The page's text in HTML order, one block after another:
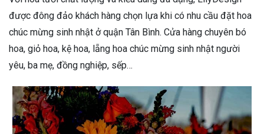
được đông đảo khách hàng chọn lựa khi có nhu cầu đặt hoa
chúc mừng sinh nhật ở quận Tân Bình. Cửa hàng chuyên bó
hoa, giỏ hoa, kệ hoa, lẵng hoa chúc mừng sinh nhật người
yêu, ba mẹ, đồng nghiệp, sếp…